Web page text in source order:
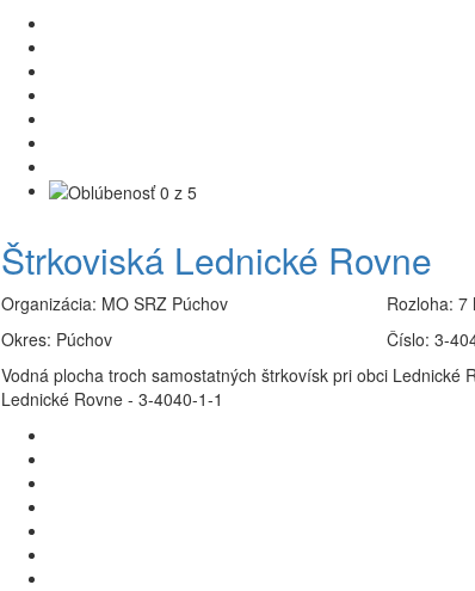
Štrkoviská Lednické Rovne
Organizácia: MO SRZ Púchov
Okres: Púchov
Rozloha:7
Číslo:3-
Vodná plocha troch samostatných štrkovísk pri obci Lednické
Lednické Rovne - 3-4040-1-1